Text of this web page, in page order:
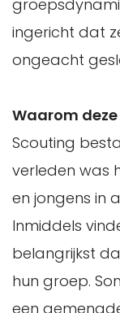
ingericht dat
ongeacht
Waarom
Scouting
verleden was
en jongens in
Inmiddels
belangrijkst
hun groep.
een